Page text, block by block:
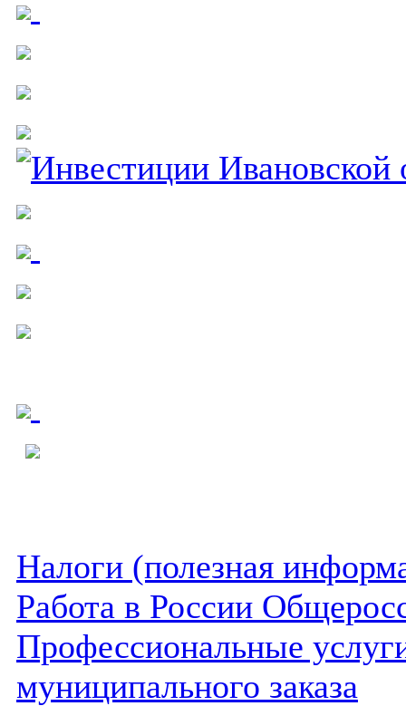
Налоги (полезная
Работа в России
Профессиональные
муниципального заказа